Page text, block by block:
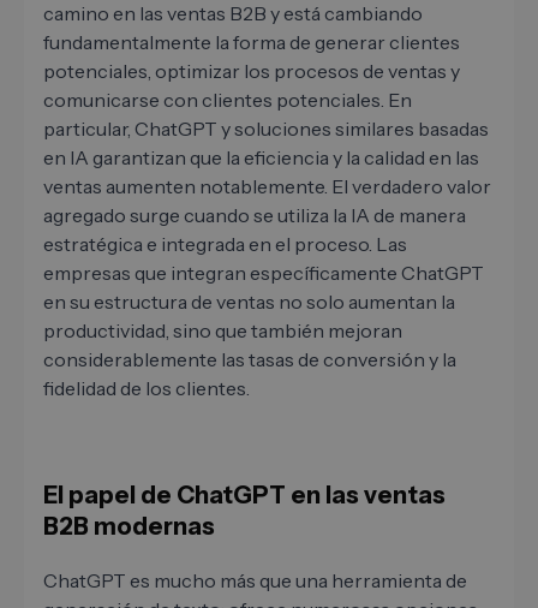
camino en las ventas B2B y está cambiando
fundamentalmente la forma de generar clientes
potenciales, optimizar los procesos de ventas y
comunicarse con clientes potenciales. En
particular, ChatGPT y soluciones similares basadas
en IA garantizan que la eficiencia y la calidad en las
ventas aumenten notablemente. El verdadero valor
agregado surge cuando se utiliza la IA de manera
estratégica e integrada en el proceso. Las
empresas que integran específicamente ChatGPT
en su estructura de ventas no solo aumentan la
productividad, sino que también mejoran
considerablemente las tasas de conversión y la
fidelidad de los clientes.
El papel de ChatGPT en las ventas
B2B modernas
ChatGPT es mucho más que una herramienta de